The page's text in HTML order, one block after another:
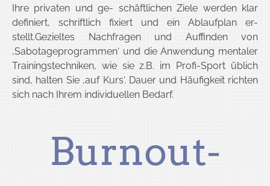
Ihre privaten und ge- schäftlichen Ziele werden klar
definiert, schriftlich fixiert und ein Ablaufplan er-
stellt.Gezieltes Nachfragen und Auffinden von
‚Sabotageprogrammen‘ und die Anwendung mentaler
Trainingstechniken, wie sie z.B. im Profi-Sport üblich
sind, halten Sie ‚auf Kurs‘. Dauer und Häufigkeit richten
sich nach Ihrem individuellen Bedarf.
Burnout-